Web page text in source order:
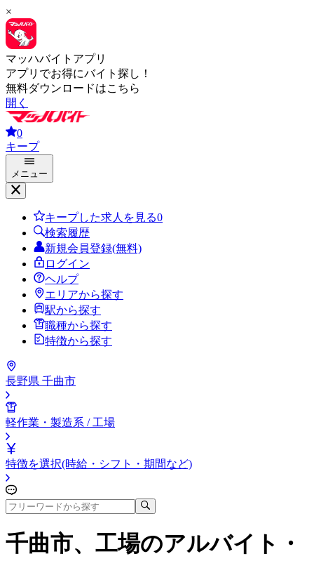
×
マッハバイトアプリ
アプリでお得にバイト探し！
無料ダウンロードはこちら
開く
0
キープ
メニュー
キープした求人を見る0
検索履歴
新規会員登録(無料)
ログイン
ヘルプ
エリアから探す
駅から探す
職種から探す
特徴から探す
長野県 千曲市
軽作業・製造系 / 工場
特徴を選択(時給・シフト・期間など)
千曲市、工場のアルバイト・